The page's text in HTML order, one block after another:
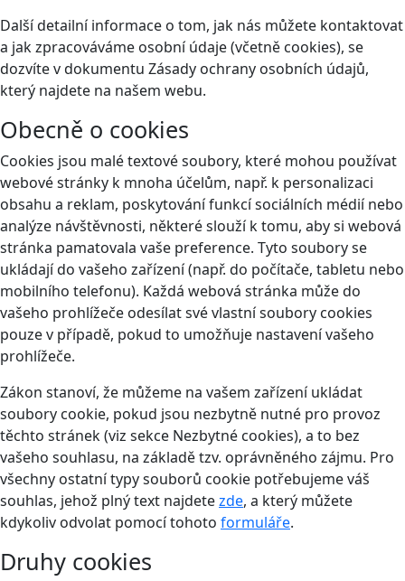
Další detailní informace o tom, jak nás můžete kontaktovat
a jak zpracováváme osobní údaje (včetně cookies), se
dozvíte v dokumentu Zásady ochrany osobních údajů,
který najdete na našem webu.
Obecně o cookies
Cookies jsou malé textové soubory, které mohou používat
webové stránky k mnoha účelům, např. k personalizaci
obsahu a reklam, poskytování funkcí sociálních médií nebo
analýze návštěvnosti, některé slouží k tomu, aby si webová
stránka pamatovala vaše preference. Tyto soubory se
ukládají do vašeho zařízení (např. do počítače, tabletu nebo
mobilního telefonu). Každá webová stránka může do
vašeho prohlížeče odesílat své vlastní soubory cookies
pouze v případě, pokud to umožňuje nastavení vašeho
prohlížeče.
Zákon stanoví, že můžeme na vašem zařízení ukládat
soubory cookie, pokud jsou nezbytně nutné pro provoz
těchto stránek (viz sekce Nezbytné cookies), a to bez
vašeho souhlasu, na základě tzv. oprávněného zájmu. Pro
všechny ostatní typy souborů cookie potřebujeme váš
souhlas, jehož plný text najdetezde, a který můžete
kdykoliv odvolat pomocí tohoto formuláře.
Druhy cookies